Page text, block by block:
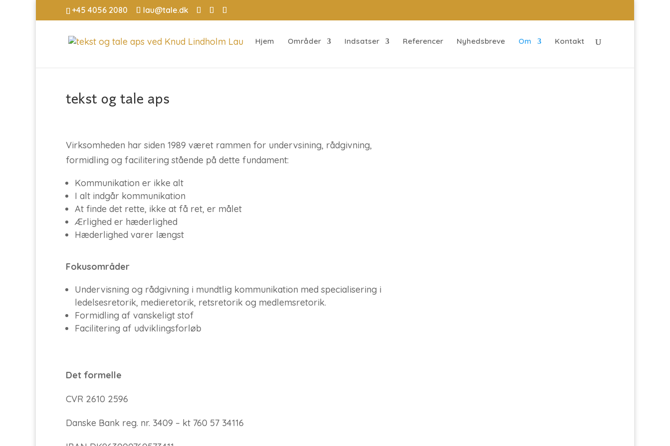
+45 4056 2080 lau@tale.dk
Hjem Områder Indsatser Referencer Nyhedsbreve Om Kontakt
tekst og tale aps
Virksomheden har siden 1989 været rammen for undervsining, rådgivning,
formidling og facilitering stående på dette fundament:
Kommunikation er ikke alt
I alt indgår kommunikation
At finde det rette, ikke at få ret, er målet
Ærlighed er hæderlighed
Hæderlighed varer længst
Fokusområder
Undervisning og rådgivning i mundtlig kommunikation med specialisering i
ledelsesretorik, medieretorik, retsretorik og medlemsretorik.
Formidling af vanskeligt stof
Facilitering af udviklingsforløb
Det formelle
CVR 2610 2596
Danske Bank reg. nr. 3409 – kt 760 57 34116